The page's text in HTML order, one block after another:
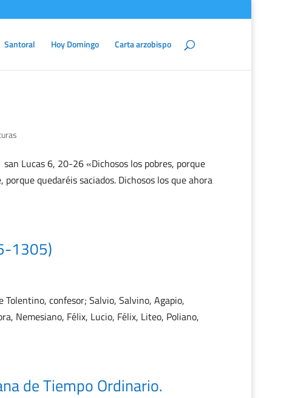
Santoral Hoy Domingo Carta arzobispo
Lucas 6, 20-26 «Dichosos los pobres, porque
quedaréis saciados. Dichosos los que ahora
1305)
confesor; Salvio, Salvino, Agapio,
Nemesiano, Félix, Lucio, Félix, Liteo, Poliano,
de Tiempo Ordinario.